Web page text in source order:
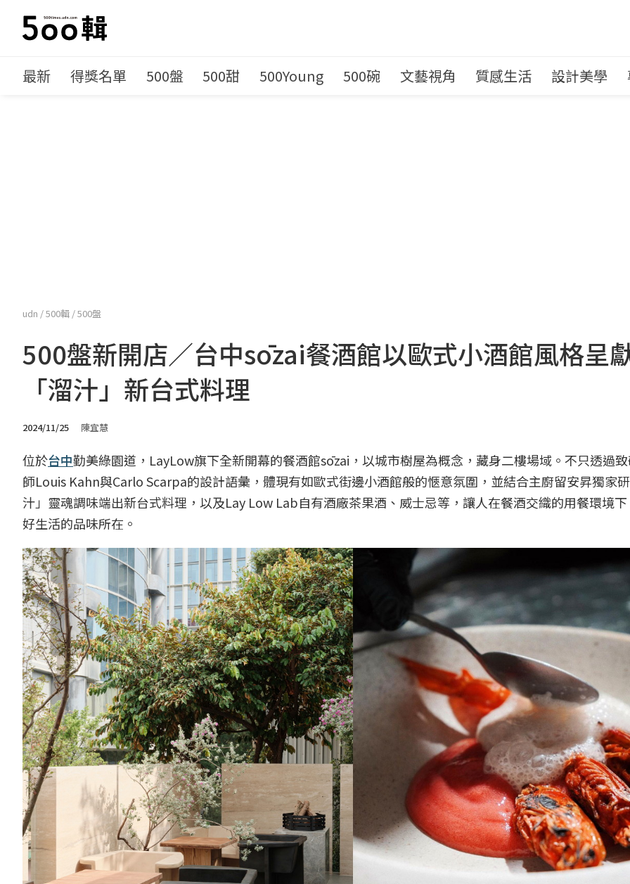
最新 得獎名單 500盤 500甜 500Young 500碗 文藝視角 質感生活 設計美學
udn /500輯 /500盤
500盤新開店／台中sōzai餐酒館以歐式小酒館風格呈
「溜汁」新台式料理
2024/11/25 陳宜慧
位於台中勤美綠園道，LayLow旗下全新開幕的餐酒館sōzai，以城市樹屋為概念，藏身二樓場域。不只透過
師Louis Kahn與Carlo Scarpa的設計語彙，體現有如歐式街邊小酒館般的愜意氛圍，並結合主廚留安昇獨家
汁」靈魂調味端出新台式料理，以及Lay Low Lab自有酒廠茶果酒、威士忌等，讓人在餐酒交織的用餐環境
好生活的品味所在。